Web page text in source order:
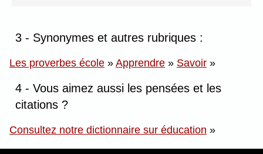
3 - Synonymes et autres rubriques :
Les proverbes école » Apprendre » Savoir »
4 - Vous aimez aussi les pensées et les
citations ?
Consultez notre dictionnaire sur éducation »